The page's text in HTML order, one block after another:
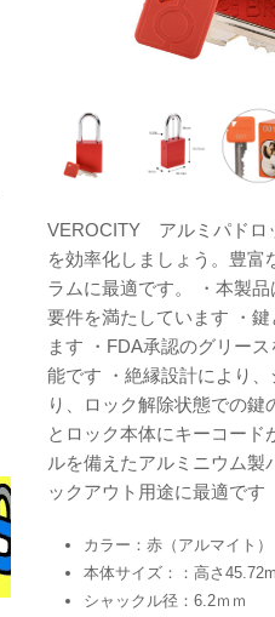
VEROCITY アルミパドロ
を効率化しましょう。豊
ラムに最適です。 ・本製
要件を満たしています ・
ます ・FDA承認のグリー
能です ・絶縁設計により
り、ロック解除状態での
とロック本体にキーコー
ルを備えたアルミニウム
ックアウト用途に最適です
カラー：赤（アルマイト）
本体サイズ：：高さ
シャックル径：6.2ｍｍ